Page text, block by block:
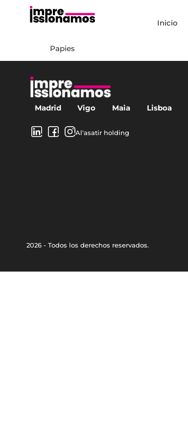
Inicio
Papies
Madrid Vigo Maia Lisboa
Al'asatir holding
2026 - Todos los derechos reservados.